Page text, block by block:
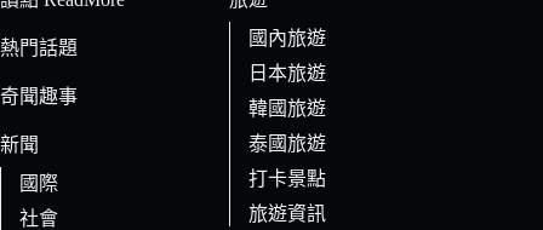
的
果
熱門話題
奇聞趣事
新聞
國際
社會
國內旅遊
日本旅遊
韓國旅遊
泰國旅遊
打卡景點
旅遊資訊